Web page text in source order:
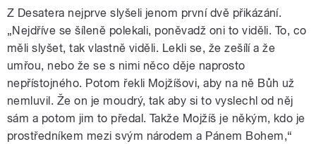
Z Desatera nejprve slyšeli jenom první dvě přikázání.
„Nejdříve se šíleně polekali, poněvadž oni to viděli. To, co
měli slyšet, tak vlastně viděli. Lekli se, že zešílí a že
umřou, nebo že se s nimi něco děje naprosto
nepřístojného. Potom řekli Mojžíšovi, aby na ně Bůh už
nemluvil. Že on je moudrý, tak aby si to vyslechl od něj
sám a potom jim to předal. Takže Mojžíš je někým, kdo je
prostředníkem mezi svým národem a Pánem Bohem,“